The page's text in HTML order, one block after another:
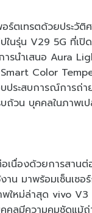
ร์ตเทรตด้วยประวั
นรุ่น V29 5G ที่เปิ
รนำเสนอ Aura
Color
ระสบการณ์การถ่
วน บุคคลในภาพเ
นื่องด้วยการสาน
น มาพร้อมเซ็นเซ
พใหม่ล่าสุด vivo
คลมีความคมชัดแม้